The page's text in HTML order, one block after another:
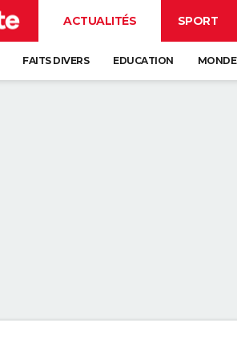
ACTUALITÉS SPORT
FAITS DIVERS EDUCATION MONDE